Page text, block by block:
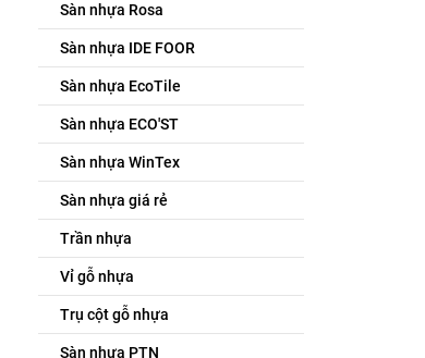
Sàn nhựa Rosa
Sàn nhựa IDE FOOR
Sàn nhựa EcoTile
Sàn nhựa ECO'ST
Sàn nhựa WinTex
Sàn nhựa giá rẻ
Trần nhựa
Vỉ gỗ nhựa
Trụ cột gỗ nhựa
Sàn nhựa PTN